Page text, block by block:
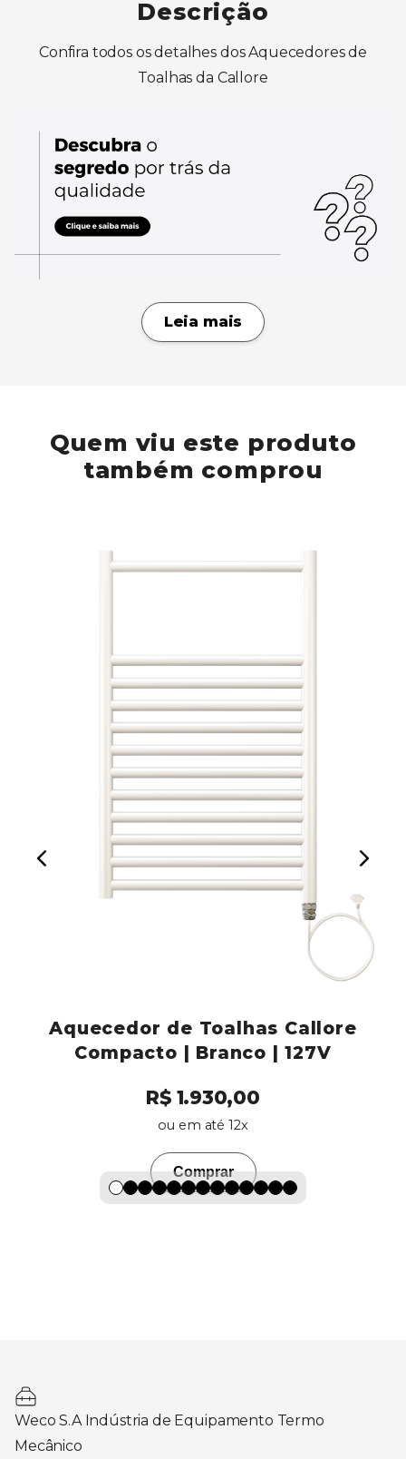
Descrição
Confira todos os detalhes dos Aquecedores de
Toalhas da Callore
Leia mais
Quem viu este produto
também comprou
Aquecedor de Toalhas Callore
Compacto | Branco | 127V
R$ 1.930,00
ou em até 12x
Comprar
Weco S.A Indústria de Equipamento Termo
Mecânico